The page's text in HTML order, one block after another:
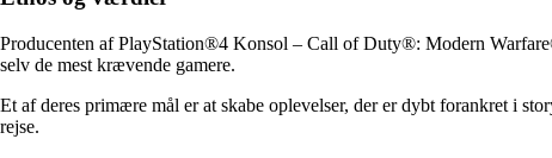
Producenten af PlayStation®4 Konsol – Call of Duty®: Modern
selv de mest krævende gamere.
Et af deres primære mål er at skabe oplevelser, der er dybt forankret i
rejse.